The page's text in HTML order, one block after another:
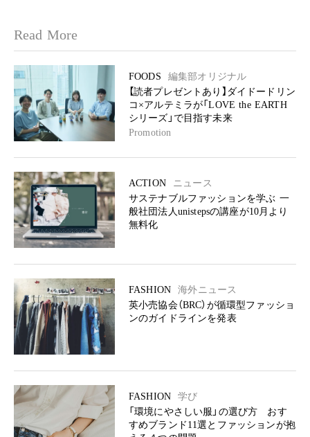
Read More
FOODS
編集部オリジナル
【読者プレゼントあり】ダイドードリン
コ×アルテミラが「LOVE the EARTH
シリーズ」で目指す未来
Promotion
ACTION
ニュース
サステナブルファッションを学ぶ 一
般社団法人unistepsの講座が10月より
無料化
FASHION
海外ニュース
英小売協会（BRC）が循環型ファッショ
ンのガイドラインを発表
FASHION
学び
「環境にやさしい服」の選び方 おす
すめブランド11選とファッションが抱